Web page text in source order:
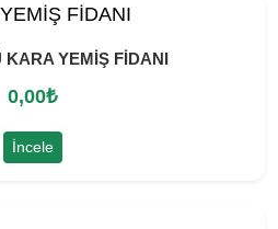
YEMİŞ FİDANI
0,00₺
İncele